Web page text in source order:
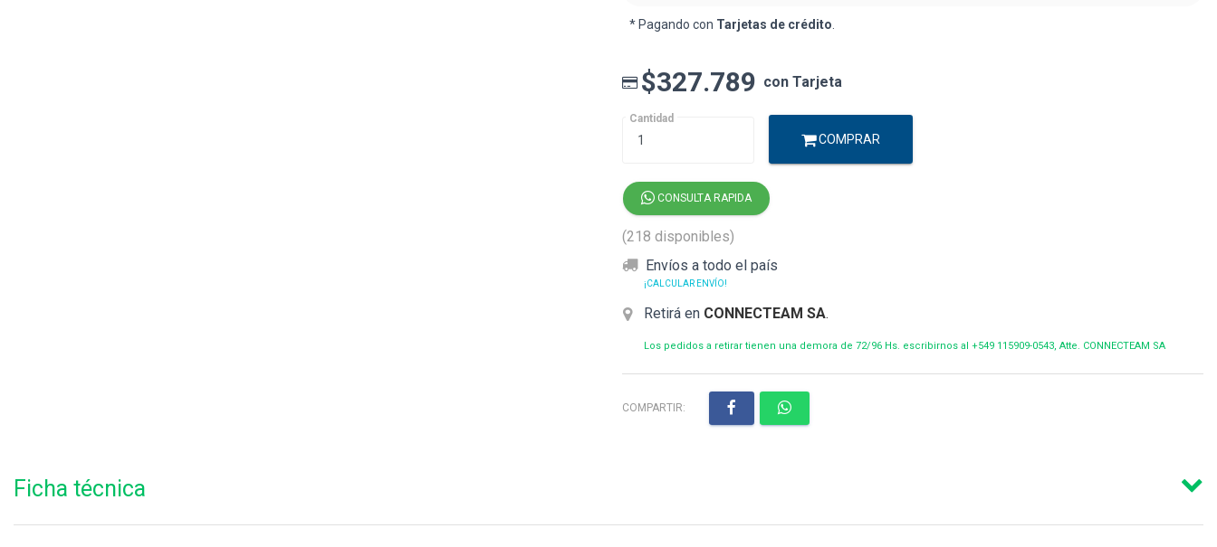
* Pagando con Tarjetas de crédito
$327.789 con Tarjeta
Cantidad
COMPRAR
CONSULTA RAPIDA
(218 disponibles)
Envíos a todo el país
¡CALCULAR ENVÍO!
Retirá en CONNECTEAM SA.
Los pedidos a retirar tienen una demora de 72/96 Hs. escribirnos al +549 115909-0543, Atte. CONNECTEAM SA
COMPARTIR:
Ficha técnica